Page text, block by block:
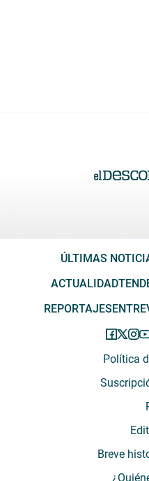
ÚLTIMAS
ACTUALIDAD
REPORTAJES
Política
Breve